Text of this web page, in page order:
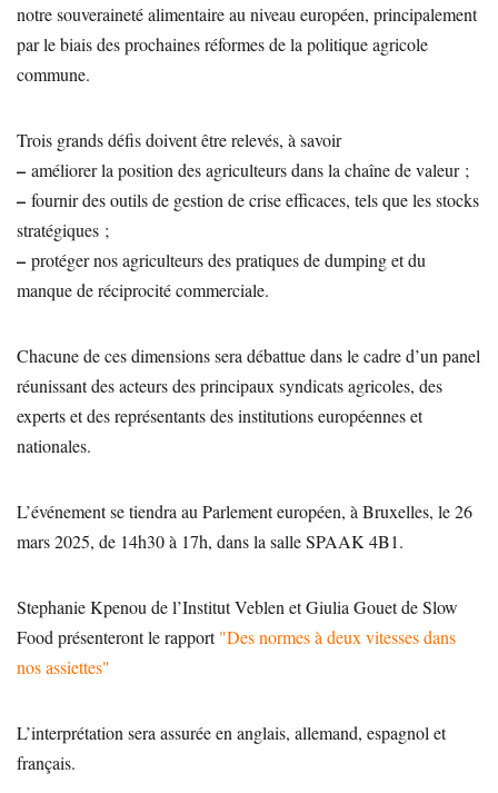
notre souveraineté alimentaire au niveau européen, principalement
par le biais des prochaines réformes de la politique agricole
commune.
Trois grands défis doivent être relevés, à savoir
– améliorer la position des agriculteurs dans la chaîne de valeur ;
– fournir des outils de gestion de crise efficaces, tels que les stocks
stratégiques ;
– protéger nos agriculteurs des pratiques de dumping et du
manque de réciprocité commerciale.
Chacune de ces dimensions sera débattue dans le cadre d’un panel
réunissant des acteurs des principaux syndicats agricoles, des
experts et des représentants des institutions européennes et
nationales.
L’événement se tiendra au Parlement européen, à Bruxelles, le 26
mars 2025, de 14h30 à 17h, dans la salle SPAAK 4B1.
Stephanie Kpenou de l’Institut Veblen et Giulia Gouet de Slow
Food présenteront le rapport"Des normes à deux vitesses dans
nos assiettes"
L’interprétation sera assurée en anglais, allemand, espagnol et
français.